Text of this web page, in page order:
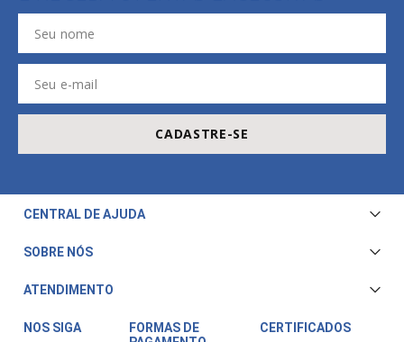
CADASTRE-SE EM NOSSA
NEWSLETTER
E RECEBA OFERTAS EXCLUSIVAS
CENTRAL DE AJUDA
SOBRE NÓS